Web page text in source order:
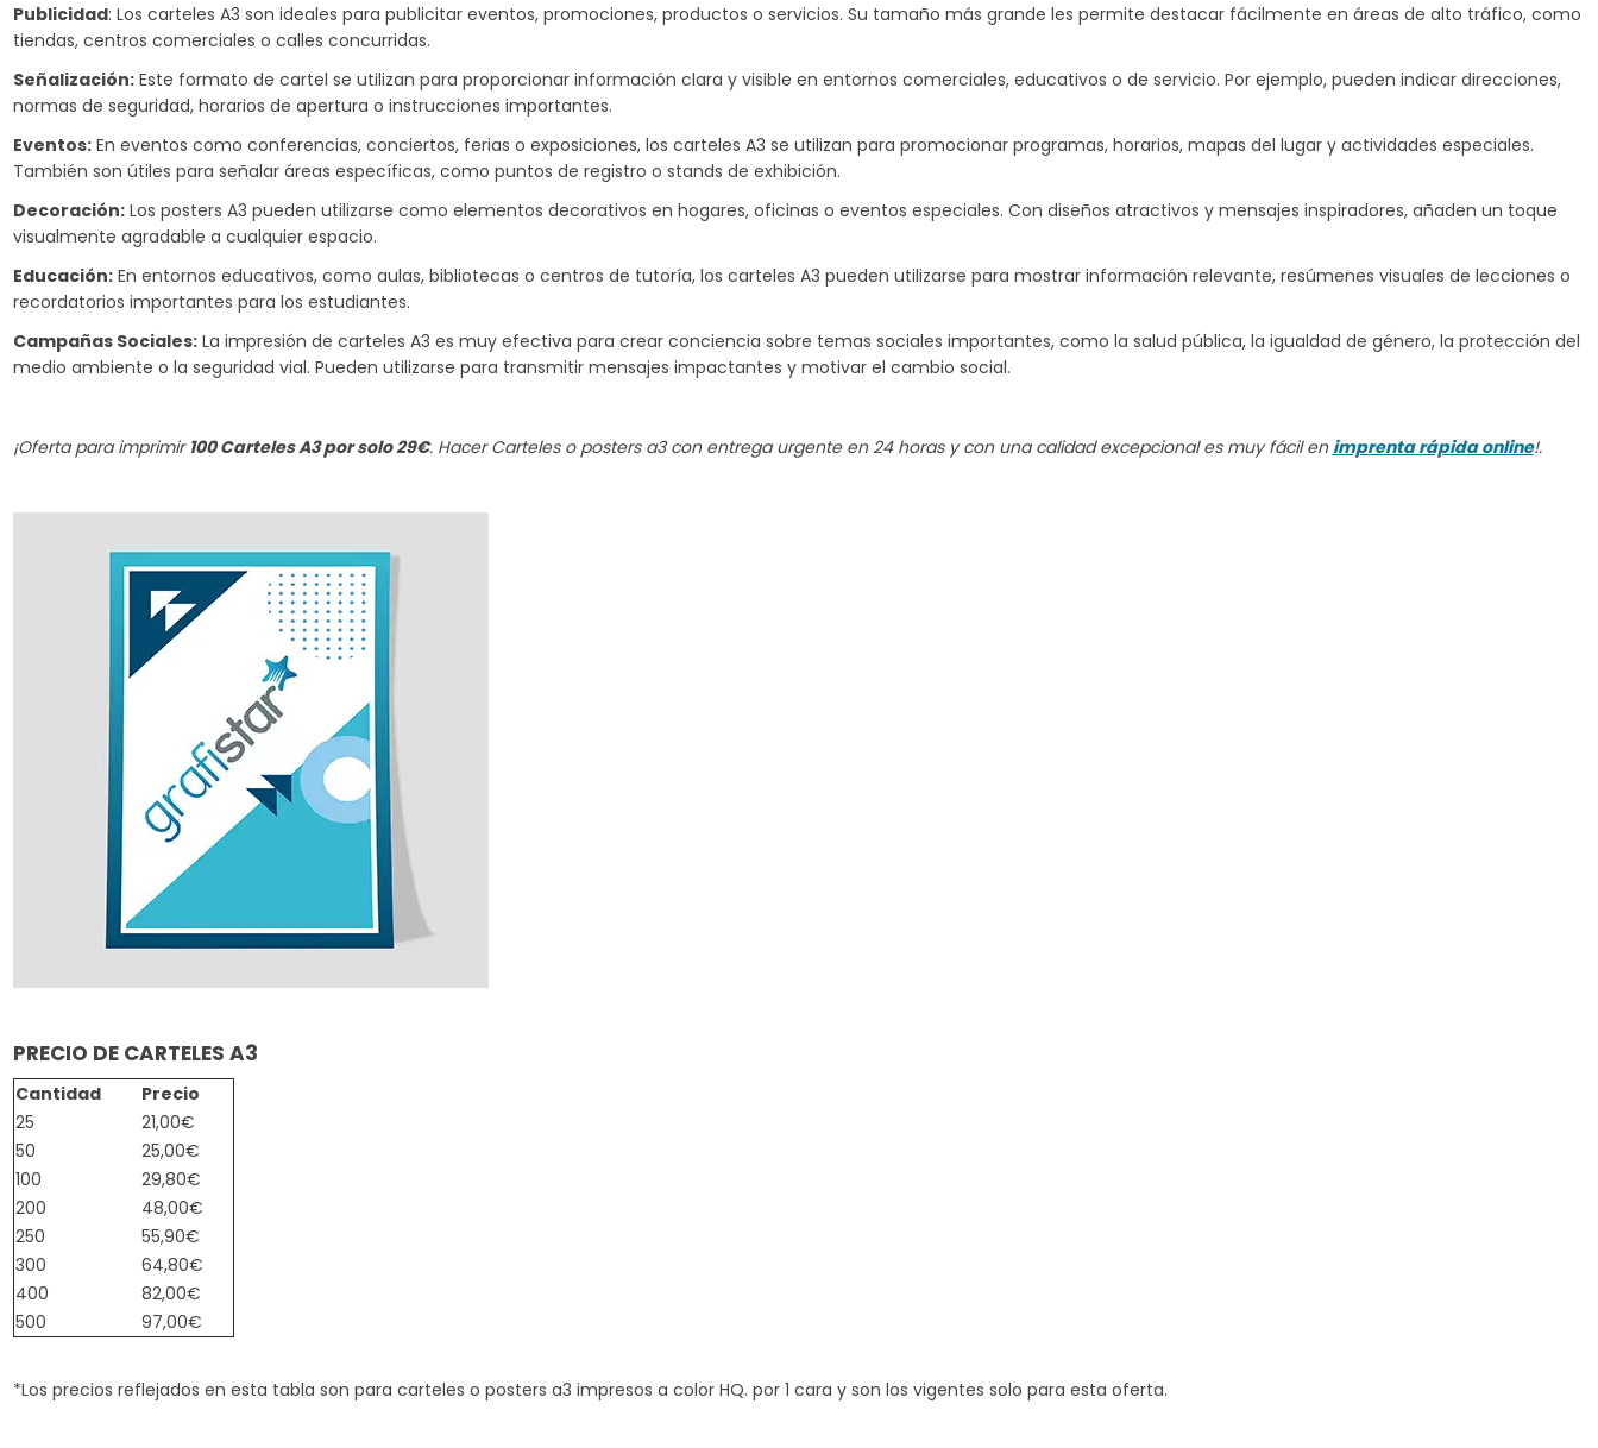
Publicidad: Los carteles A3 son ideales para publicitar eventos, promociones, productos o servicios. Su tamaño más grande les permite destacar fácilmente en áreas de alto tráfico, como
tiendas, centros comerciales o calles concurridas.
Señalización:Este formato de cartel se utilizan para proporcionar información clara y visible en entornos comerciales, educativos o de servicio. Por ejemplo, pueden indicar direcciones,
normas de seguridad, horarios de apertura o instrucciones importantes.
Eventos:En eventos como conferencias, conciertos, ferias o exposiciones, los carteles A3 se utilizan para promocionar programas, horarios, mapas del lugar y actividades especiales.
También son útiles para señalar áreas específicas, como puntos de registro o stands de exhibición.
Decoración:Los posters A3 pueden utilizarse como elementos decorativos en hogares, oficinas o eventos especiales. Con diseños atractivos y mensajes inspiradores, añaden un toque
visualmente agradable a cualquier espacio.
Educación:En entornos educativos, como aulas, bibliotecas o centros de tutoría, los carteles A3 pueden utilizarse para mostrar información relevante, resúmenes visuales de lecciones o
recordatorios importantes para los estudiantes.
Campañas Sociales:La impresión de carteles A3 es muy efectiva para crear conciencia sobre temas sociales importantes, como la salud pública, la igualdad de género, la protección del
medio ambiente o la seguridad vial. Pueden utilizarse para transmitir mensajes impactantes y motivar el cambio social.
¡Oferta para imprimir 100 Carteles A3 por solo 29€. Hacer Carteles o posters a3 con entrega urgente en 24 horas y con una calidad excepcional es muy fácil en imprenta rápida online!.
PRECIO DE CARTELES A3
Cantidad
Precio
25
21,00€
50
25,00€
100
29,80€
200
48,00€
250
55,90€
300
64,80€
400
82,00€
500
97,00€
*Los precios reflejados en esta tabla son para carteles o posters a3 impresos a color HQ. por 1 cara y son los vigentes solo para esta oferta.